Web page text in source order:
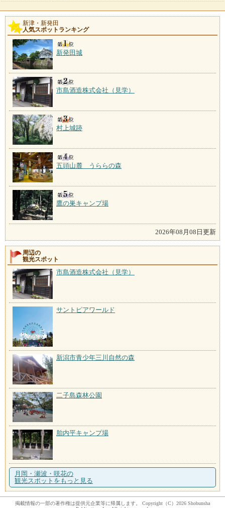
新津・新発田
人気スポットランキング
新発田城
市島酒造株式会社（見学）
村上城跡
五頭山麓 うららの森
鷹の巣キャンプ場
2026年08月08日更新
周辺の
観光スポット
市島酒造株式会社（見学）
サントピアワールド
新潟市青少年三川自然の森
二子島森林公園
胎内平キャンプ場
月岡・瀬波・咲花の
観光スポットをもっと見る
掲載情報の一部の著作権は提供元企業等に帰属します。 Copyright（C）2026 Shobunsha